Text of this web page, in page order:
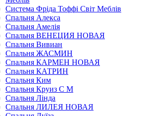
Система Фріда Тоффі Світ Меблів
Спальня Алекса
Спальня Амелія
Спальня ВЕНЕЦИЯ НОВАЯ
Спальня Вивиан
Спальня ЖАСМИН
Спальня КАРМЕН НОВАЯ
Спальня КАТРИН
Спальня Ким
Спальня Круиз С М
Спальня Лінда
Спальня ЛИЛЕЯ НОВАЯ